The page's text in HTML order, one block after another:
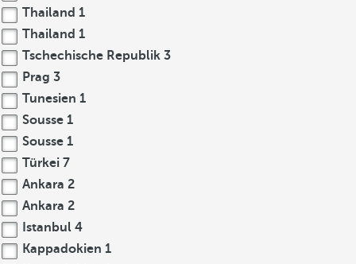
Thailand 1
Thailand 1
Tschechische Republik 3
Prag 3
Tunesien 1
Sousse 1
Sousse 1
Türkei 7
Ankara 2
Ankara 2
Istanbul 4
Kappadokien 1